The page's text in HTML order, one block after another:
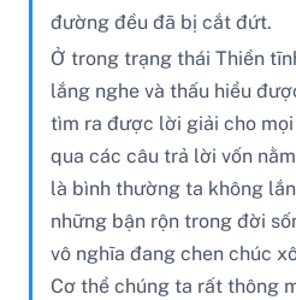
đường đều đã bị cắt đứt.
Ở trong trạng thái Thiền
lắng nghe và thấu hiểu
tìm ra được lời giải cho mọi
qua các câu trả lời vốn
là bình thường ta không
những bận rộn trong đời
vô nghĩa đang chen chúc
Cơ thể chúng ta rất thông